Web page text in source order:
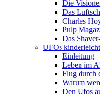
Die
Das
Charles
Pulp
Das
UFOs
Einleitung
Leben im
Flug durch
Warum
Den Ufos